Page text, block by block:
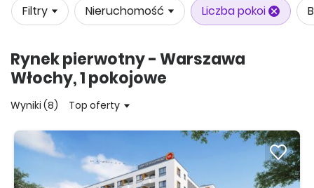
Filtry Nieruchomość Liczba pokoi
Rynek pierwotny - Warszawa
Włochy, 1 pokojowe
Wyniki (8) Top oferty